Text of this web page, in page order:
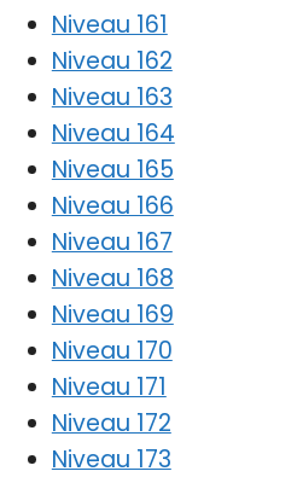
Niveau 161
Niveau 162
Niveau 163
Niveau 164
Niveau 165
Niveau 166
Niveau 167
Niveau 168
Niveau 169
Niveau 170
Niveau 171
Niveau 172
Niveau 173